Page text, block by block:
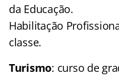
da Educação.
Habilitação
classe.
Turismo: curso de